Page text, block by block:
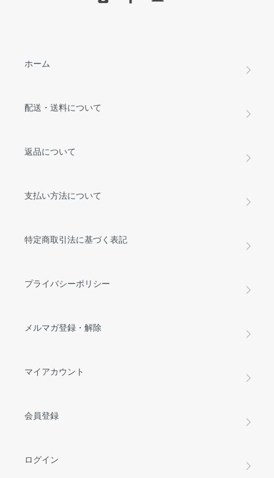
ホーム
配送・送料について
返品について
支払い方法について
特定商取引法に基づく表記
プライバシーポリシー
メルマガ登録・解除
マイアカウント
会員登録
ログイン